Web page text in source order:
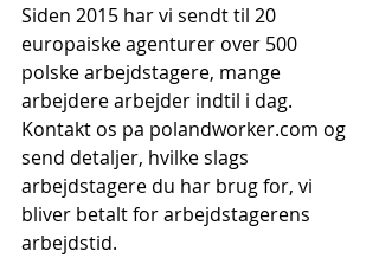
Siden 2015 har vi sendt til 20
europaiske agenturer over 500
polske arbejdstagere, mange
arbejdere arbejder indtil i dag.
Kontakt os pa polandworker.com og
send detaljer, hvilke slags
arbejdstagere du har brug for, vi
bliver betalt for arbejdstagerens
arbejdstid.